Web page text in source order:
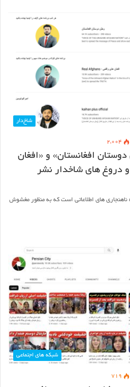
شاخ‌دار
۲,۰۰۴
افغانستان» و «افغان
و دروغ های شاخدار نشر
ناهنجاری های اطلاعاتی است که به منظور مغشوش
شبکه های اجتماعی
۷۱۹